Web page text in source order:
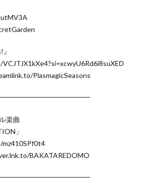
PlasmagicSeasons
楽曲
」
BAKATAREDOMO